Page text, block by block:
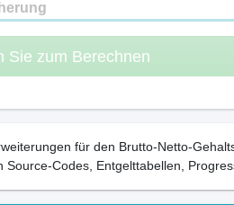
Sie zum Berechnen
für den Brutto-Netto-
Codes, Entgelttabellen,